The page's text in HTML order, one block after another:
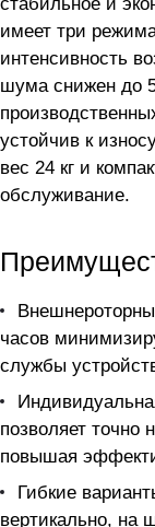
имеет три
интенсивность
шума снижен до
устойчив к
вес 24 кг и
обслуживание.
часов
службы
позволяет точно
повышая
Гибкие
вертикально, на